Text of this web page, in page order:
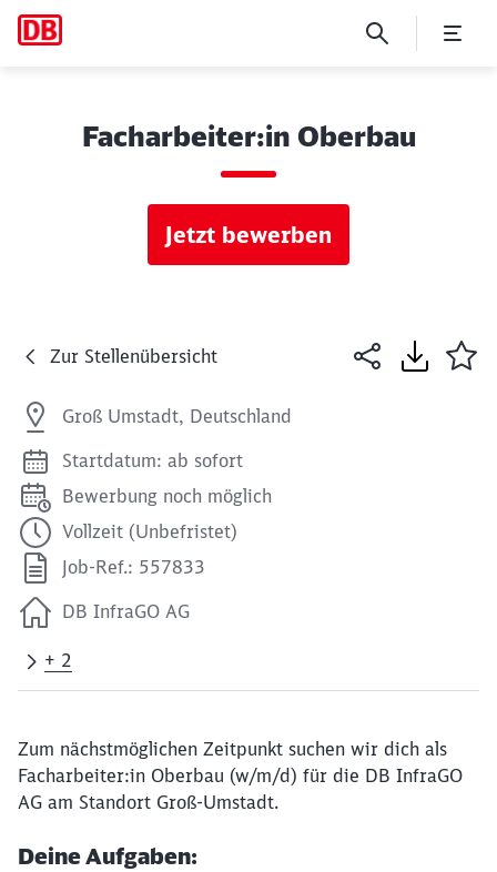
Facharbeiter:in Oberbau
Jetzt bewerben
Zur Stellenübersicht
Groß Umstadt, Deutschland
Startdatum: ab sofort
Bewerbung noch möglich
Vollzeit (Unbefristet)
Job-Ref.: 557833
DB InfraGO AG
+ 2
Zum nächstmöglichen Zeitpunkt suchen wir dich als
Facharbeiter:in Oberbau (w/m/d) für die DB InfraGO
AG am Standort Groß-Umstadt.
Deine Aufgaben: